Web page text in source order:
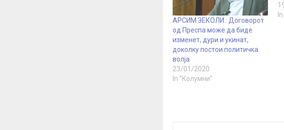
АРСИМ ЗЕКОЛИ : Договорот
од Преспа може да биде
изменет, дури и укинат,
доколку постои политичка
волја
23/01/2020
In "Колумни"